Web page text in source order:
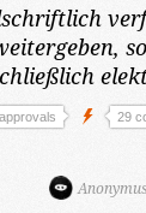
29
Anonymus